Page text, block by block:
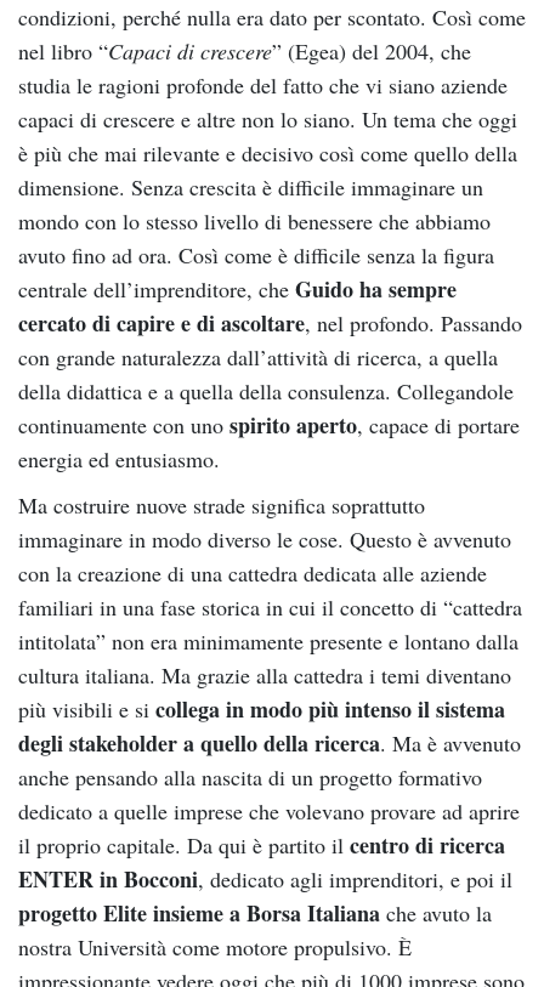
condizioni, perché nulla era dato per scontato. Così come
nel libro “Capaci di crescere” (Egea) del 2004, che
studia le ragioni profonde del fatto che vi siano aziende
capaci di crescere e altre non lo siano. Un tema che oggi
è più che mai rilevante e decisivo così come quello della
dimensione. Senza crescita è difficile immaginare un
mondo con lo stesso livello di benessere che abbiamo
avuto fino ad ora. Così come è difficile senza la figura
centrale dell’imprenditore, che Guido ha sempre
cercato di capire e di ascoltare, nel profondo. Passando
con grande naturalezza dall’attività di ricerca, a quella
della didattica e a quella della consulenza. Collegandole
continuamente con uno spirito aperto, capace di portare
energia ed entusiasmo.
Ma costruire nuove strade significa soprattutto
immaginare in modo diverso le cose. Questo è avvenuto
con la creazione di una cattedra dedicata alle aziende
familiari in una fase storica in cui il concetto di “cattedra
intitolata” non era minimamente presente e lontano dalla
cultura italiana. Ma grazie alla cattedra i temi diventano
più visibili e si collega in modo più intenso il sistema
degli stakeholder a quello della ricerca. Ma è avvenuto
anche pensando alla nascita di un progetto formativo
dedicato a quelle imprese che volevano provare ad aprire
il proprio capitale. Da qui è partito il centro di ricerca
ENTER in Bocconi, dedicato agli imprenditori, e poi il
progetto Elite insieme a Borsa Italiana che avuto la
nostra Università come motore propulsivo. È
impressionante vedere oggi che più di 1000 imprese sono